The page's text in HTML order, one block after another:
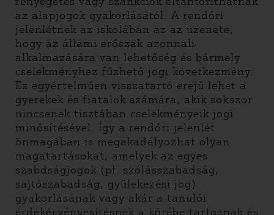
az alapjogok gyakorlásától. A rendőri
jelenlétnek az iskolában az az üzenete,
hogy az állami erőszak azonnali
alkalmazására van lehetőség és bármely
cselekményhez fűzhető jogi következmény.
Ez egyértelműen visszatartó erejű lehet a
gyerekek és fiatalok számára, akik sokszor
nincsenek tisztában cselekményeik jogi
minősítésével. Így a rendőri jelenlét
önmagában is megakadályozhat olyan
magatartásokat, amelyek az egyes
szabdságjogok (pl. szólásszabadság,
sajtószabadság, gyülekezési jog)
gyakorlásának vagy akár a tanulói
érdekérvényesítésnek a körébe tartoznak és